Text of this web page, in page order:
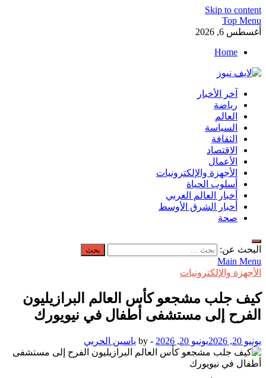
Skip to content
Top Menu
أغسطس 6, 2026
Home
لايف نيوز
آخر الأخبار العاجلة لحظة بلحظة من العالم العربي والعالم
آخر الأخبار
رياضة
العالم
السياسة
الثقافة
الاقتصاد
الأعمال
الأجهزة والإلكترونيات
أسلوب الحياة
أخبار العالم العربي
أخبار الشرق الأوسط
صحة
البحث عن:
Main Menu
الأجهزة والإلكترونيات
كيف جلب مشجعو كأس العالم البرازيليون
الفرح إلى مستشفى أطفال في نيويورك
يونيو 20, 2026 يونيو 20, 2026 -
by ياسين الحربي